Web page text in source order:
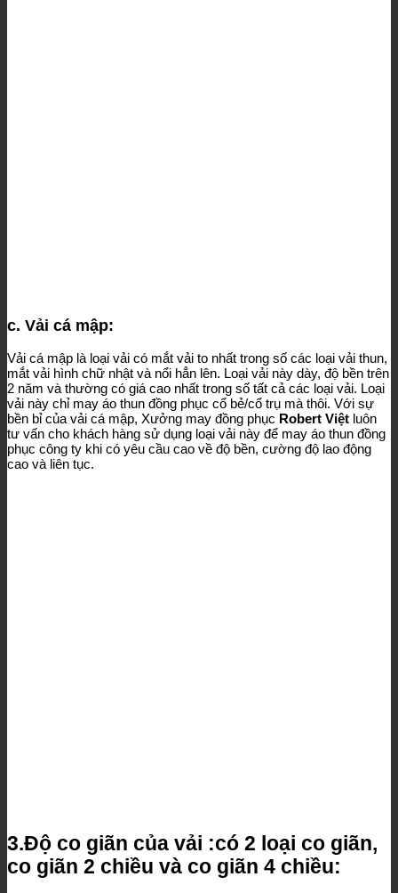
c. Vải cá mập:
Vải cá mập là loại vải có mắt vải to nhất trong số các loại vải thun,
mắt vải hình chữ nhật và nổi hẳn lên. Loại vải này dày, độ bền trên
2 năm và thường có giá cao nhất trong số tất cả các loại vải. Loại
vải này chỉ may áo thun đồng phục cổ bẻ/cổ trụ mà thôi. Với sự
bền bỉ của vải cá mập, Xưởng may đồng phục Robert Việt luôn
tư vấn cho khách hàng sử dụng loại vải này để may áo thun đồng
phục công ty khi có yêu cầu cao về độ bền, cường độ lao động
cao và liên tục.
3.Độ co giãn của vải :có 2 loại co giãn,
co giãn 2 chiều và co giãn 4 chiều: